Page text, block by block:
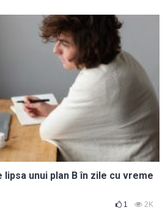
unui plan B în zile cu vreme
1 2K